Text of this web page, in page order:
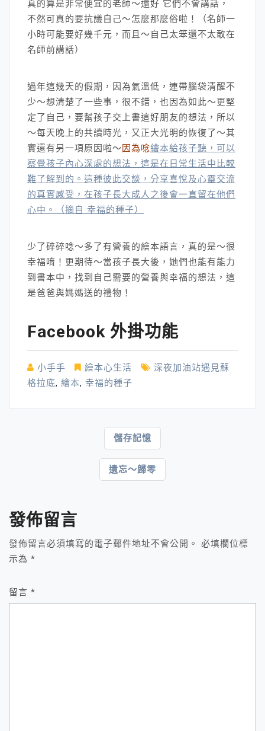
真的算是非常便宜的老師～還好 它們不會講話，
不然可真的要抗議自己～怎麼那麼俗啦！（名師一
小時可能要好幾千元，而且～自己太笨還不太敢在
名師前講話）
過年這幾天的假期，因為氣溫低，連帶腦袋清醒不
少～想清楚了一些事，很不錯，也因為如此～更堅
定了自己，要幫孩子交上書這好朋友的想法，所以
～每天晚上的共讀時光，又正大光明的恢復了～其
實還有另一項原因啦～因為唸繪本給孩子聽，可以
察覺孩子內心深處的想法，這是在日常生活中比較
難了解到的。這種彼此交談，分享喜悅及心靈交流
的真實感受，在孩子長大成人之後會一直留在他們
心中。（摘自 幸福的種子）
少了碎碎唸～多了有營養的繪本語言，真的是～很
幸福唷！更期待～當孩子長大後，她們也能有能力
到書本中，找到自己需要的營養與幸福的想法，這
是爸爸與媽媽送的禮物！
Facebook 外掛功能
小手手 繪本心生活
深夜加油站遇見蘇
格拉底, 繪本, 幸福的種子
覽
儲存記憶
遺忘～歸零
發佈留言
發佈留言必須填寫的電子郵件地址不會公開。
必填欄位標
示為 *
留言 *